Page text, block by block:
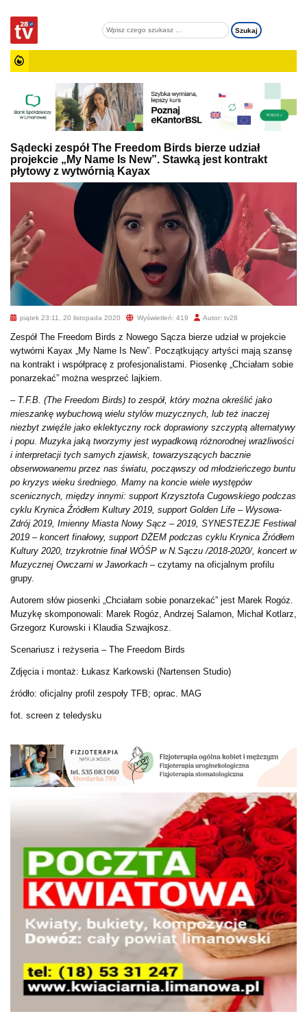
Sądecki zespół The Freedom Birds bierze udział
projekcie „My Name Is New”. Stawką jest kontrakt
płytowy z wytwórnią Kayax
piątek 23:11, 20 listopada 2020 Wyświetleń: 419 Autor: tv28
Zespół The Freedom Birds z Nowego Sącza bierze udział w projekcie
wytwórni Kayax „My Name Is New”. Początkujący artyści mają szansę
na kontrakt i współpracę z profesjonalistami. Piosenkę „Chciałam sobie
ponarzekać” można wesprzeć lajkiem.
– T.F.B. (The Freedom Birds) to zespół, który można określić jako
mieszankę wybuchową wielu stylów muzycznych, lub też inaczej
niezbyt zwięźle jako eklektyczny rock doprawiony szczyptą alternatywy
i popu. Muzyka jaką tworzymy jest wypadkową różnorodnej wrażliwości
i interpretacji tych samych zjawisk, towarzyszących bacznie
obserwowanemu przez nas światu, począwszy od młodzieńczego buntu
po kryzys wieku średniego. Mamy na koncie wiele występów
scenicznych, między innymi: support Krzysztofa Cugowskiego podczas
cyklu Krynica Źródłem Kultury 2019, support Golden Life – Wysowa-
Zdrój 2019, Imienny Miasta Nowy Sącz – 2019, SYNESTEZJE Festiwal
2019 – koncert finałowy, support DŻEM podczas cyklu Krynica Źródłem
Kultury 2020, trzykrotnie finał WÓŚP w N.Sączu /2018-2020/, koncert w
Muzycznej Owczarni w Jaworkach – czytamy na oficjalnym profilu
grupy.
Autorem słów piosenki „Chciałam sobie ponarzekać” jest Marek Rogóz.
Muzykę skomponowali: Marek Rogóz, Andrzej Salamon, Michał Kotlarz,
Grzegorz Kurowski i Klaudia Szwajkosz.
Scenariusz i reżyseria – The Freedom Birds
Zdjęcia i montaż: Łukasz Karkowski (Nartensen Studio)
źródło: oficjalny profil zespoły TFB; oprac. MAG
fot. screen z teledysku